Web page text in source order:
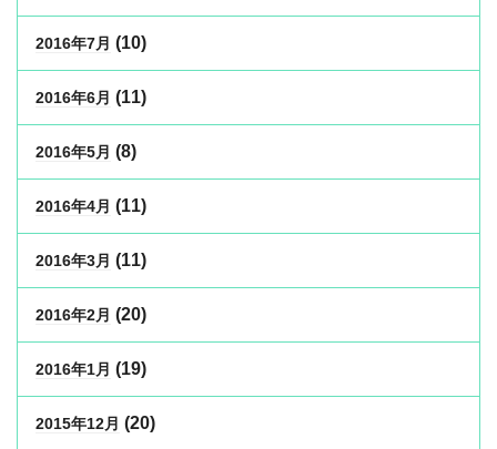
2016年7月 (10)
2016年6月 (11)
2016年5月 (8)
2016年4月 (11)
2016年3月 (11)
2016年2月 (20)
2016年1月 (19)
2015年12月 (20)